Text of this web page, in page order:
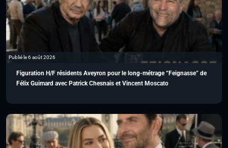
Publié le 6 août 2026
Figuration H/F résidents Aveyron pour le long-métrage “Feignasse” de
Félix Guimard avec Patrick Chesnais et Vincent Moscato